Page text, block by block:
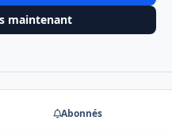
maintenant
Abonnés